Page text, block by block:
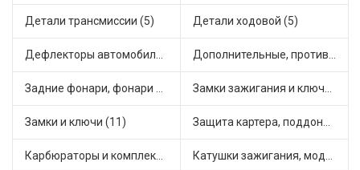
Детали трансмиссии (5) Детали ходовой (5)
Дефлекторы автомобильные (2) Дополнительные, противотуманные фары (2)
Задние фонари, фонари видимости (5) Замки зажигания и ключи (3)
Замки и ключи (11) Защита картера, поддона, КПП (1)
Карбюраторы и комплектующие (6) Катушки зажигания, модули зажигания (7)